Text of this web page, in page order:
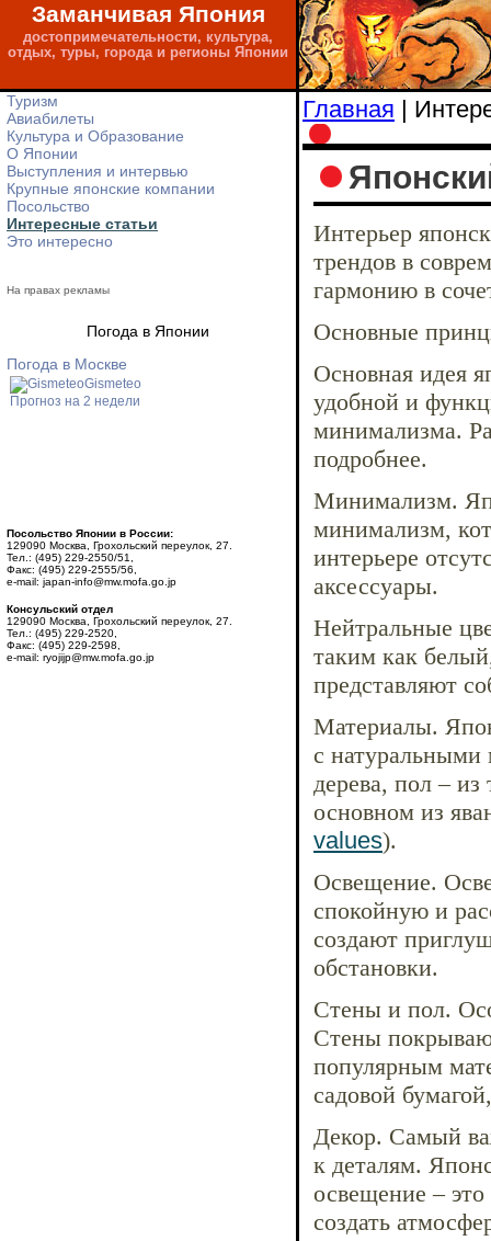
Заманчивая Япония
достопримечательности, культура,
отдых, туры, города и регионы Японии
Туризм
Авиабилеты
Культура и Образование
О Японии
Выступления и интервью
Крупные японские компании
Посольство
Интересные статьи
Это интересно
На правах рекламы
Погода в Японии
Погода в Москве
Gismeteo
Прогноз на 2 недели
Посольство Японии в России:
129090 Москва, Грохольский переулок, 27.
Тел.: (495) 229-2550/51,
Факс: (495) 229-2555/56,
e-mail: japan-info@mw.mofa.go.jp
Консульский отдел
129090 Москва, Грохольский переулок, 27.
Тел.: (495) 229-2520,
Факс: (495) 229-2598,
e-mail: ryojijp@mw.mofa.go.jp
Главная |
Интерьер
трендов в
гармонию в
Основные
Основная идея
удобной и
минимализма.
подробнее.
Минимализм.
минимализм,
интерьере
аксессуары.
Нейтральные
таким как
представляют
Материалы.
с
дерева, пол –
основном из
values).
Освещение.
спокойную и
создают
обстановки.
Стены и пол.
Стены
популярным
садовой
Декор. Самый
к деталям.
освещение –
создать